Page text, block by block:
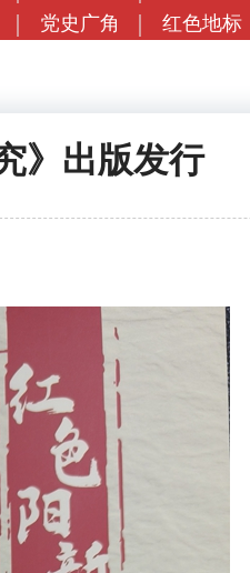
党史广角 红色地标
》出版发行